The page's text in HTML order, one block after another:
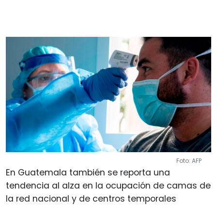
Foto: AFP
En Guatemala también se reporta una
tendencia al alza en la ocupación de camas de
la red nacional y de centros temporales